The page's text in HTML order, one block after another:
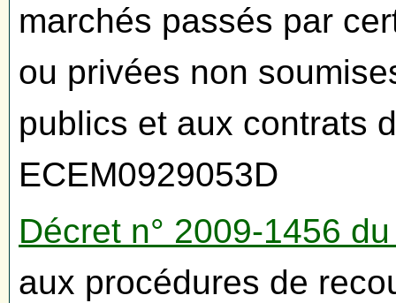
marchés passés par
ou privées non
publics et aux contrats
ECEM0929053D
Décret n° 2009-1456
aux procédures de